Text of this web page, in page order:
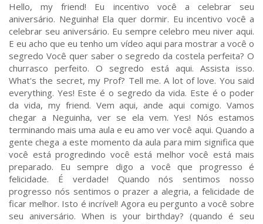
Hello, my friend! Eu incentivo você a celebrar seu
aniversário. Neguinha! Ela quer dormir. Eu incentivo você a
celebrar seu aniversário. Eu sempre celebro meu niver aqui.
E eu acho que eu tenho um vídeo aqui para mostrar a você o
segredo Você quer saber o segredo da costela perfeita? O
churrasco perfeito. O segredo está aqui. Assista isso.
What's the secret, my Prof? Tell me. A lot of love. You said
everything. Yes! Este é o segredo da vida. Este é o poder
da vida, my friend. Vem aqui, ande aqui comigo. Vamos
chegar a Neguinha, ver se ela vem. Yes! Nós estamos
terminando mais uma aula e eu amo ver você aqui. Quando a
gente chega a este momento da aula para mim significa que
você está progredindo você está melhor você está mais
preparado. Eu sempre digo a você que progresso é
felicidade. É verdade! Quando nós sentimos nosso
progresso nós sentimos o prazer a alegria, a felicidade de
ficar melhor. Isto é incrível! Agora eu pergunto a você sobre
seu aniversário. When is your birthday? (quando é seu